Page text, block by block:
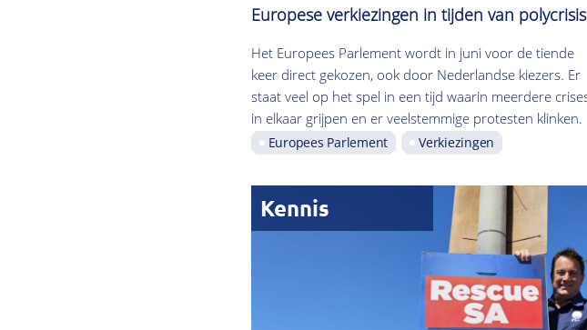
Europese verkiezingen in tijden van polycrisis
Het Europees Parlement wordt in juni voor de tiende
keer direct gekozen, ook door Nederlandse kiezers. Er
staat veel op het spel in een tijd waarin meerdere
in elkaar grijpen en er veelstemmige protesten klinken.
Europees Parlement Verkiezingen
Kennis